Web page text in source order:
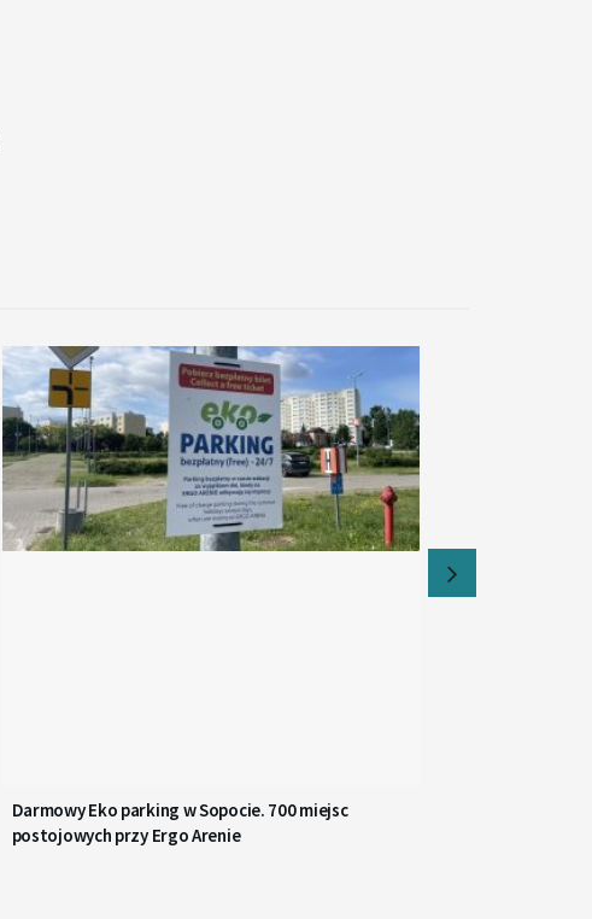
Darmowy Eko parking w Sopocie. 700 miejsc
postojowych przy Ergo Arenie